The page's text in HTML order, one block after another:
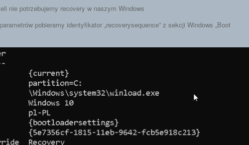
nie potrzebujemy recovery w naszym Windows
pobieramy identyfikator „recoverysequence” z sekcji Windows „Boot